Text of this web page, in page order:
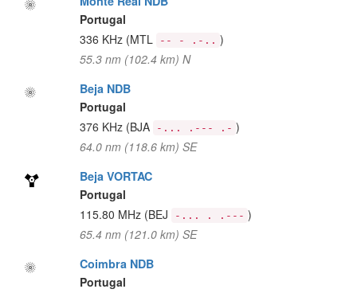
Portugal
336 KHz (MTL -- - .-.. )
55.3 nm (102.4 km) N
Beja NDB
Portugal
376 KHz (BJA -... .--- .- )
64.0 nm (118.6 km) SE
Beja VORTAC
Portugal
115.80 MHz (BEJ -... . .--- )
65.4 nm (121.0 km) SE
Coimbra NDB
Portugal